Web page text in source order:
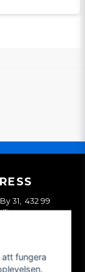
31, 432 99
fungera